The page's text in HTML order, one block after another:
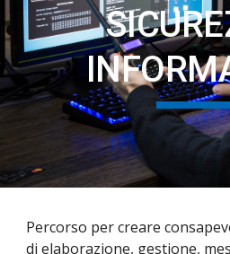
Percorso per creare
di elaborazione, gestione,